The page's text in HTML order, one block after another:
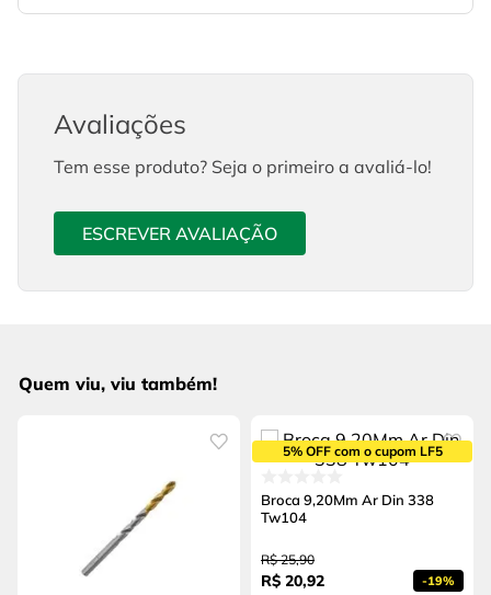
Avaliações
Tem esse produto? Seja o primeiro a avaliá-lo!
ESCREVER AVALIAÇÃO
Quem viu, viu também!
5% OFF com o cupom LF5
Broca 9,20Mm Ar Din 338
Tw104
R$ 25,90
R$ 20,92 -19%